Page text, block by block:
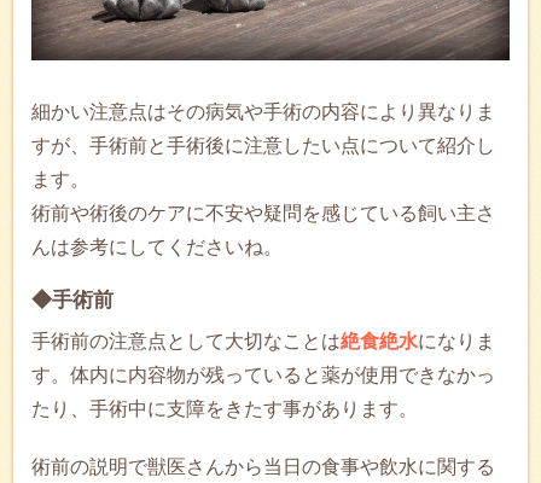
細かい注意点はその病気や手術の内容により異なりま
すが、手術前と手術後に注意したい点について紹介し
ます。
術前や術後のケアに不安や疑問を感じている飼い主さ
んは参考にしてくださいね。
◆手術前
手術前の注意点として大切なことは絶食絶水になりま
す。体内に内容物が残っていると薬が使用できなかっ
たり、手術中に支障をきたす事があります。
術前の説明で獣医さんから当日の食事や飲水に関する